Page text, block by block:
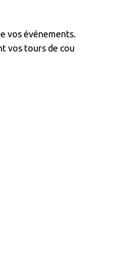
vos événements.
vos tours de cou